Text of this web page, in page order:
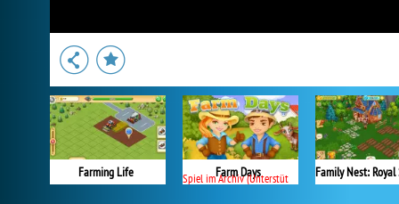
Farming Life Farm Days
Spiel im Archiv (Unterstützung beendet)